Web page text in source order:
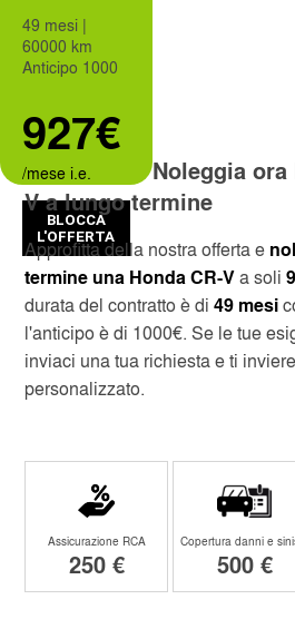
CUSTOMER SERVICE
SERVICES INCLUDED
SKIP THE LINE
MONTHLY RENTAL
CAGLIARI
CATANIA
MILAN LINATE
MILAN CENTRAL STATION
NAPLES INTERNATIONAL AIRPORT
OBIA COSTA SMERALDA
49 mesi |
60000 km
Anticipo 1000
927€
/mese i.e.
BLOCCA
L'OFFERTA
Noleggia ora
V a lungo termine
Approfitta della nostra offerta e
termine una Honda CR-Va soli
durata del contratto è di49 mesi
l'anticipo è di 1000€. Se le tue
inviaci una tua richiesta e ti
personalizzato.
Assicurazione RCA
250 €
Copertura danni e
500 €